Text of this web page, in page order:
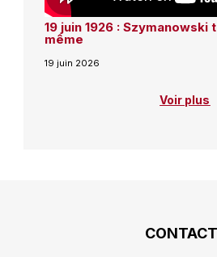
19 juin 1926 : Szymanowski
même
19 juin 2026
Voir plus
CONTACT